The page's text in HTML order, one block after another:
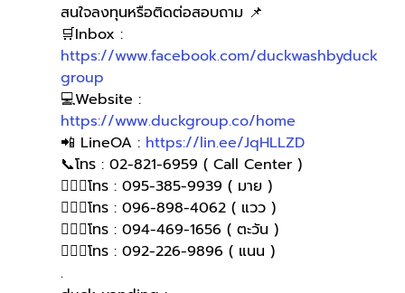
สนใจลงทุนหรือติดต่อสอบถาม 📌
🛒Inbox :
https://www.facebook.com/duckwashbyduck
group
💻Website :
https://www.duckgroup.co/home
📲 LineOA : https://lin.ee/JqHLLZD
📞โทร : 02-821-6959 ( Call Center )
🙋🏻‍♀️โทร : 095-385-9939 ( มาย )
🙋🏻‍♀โทร : 096-898-4062 ( แวว )
🙋🏻‍♀โทร : 094-469-1656 ( ตะวัน )
🙋🏻‍♀️โทร : 092-226-9896 ( แนน )
.